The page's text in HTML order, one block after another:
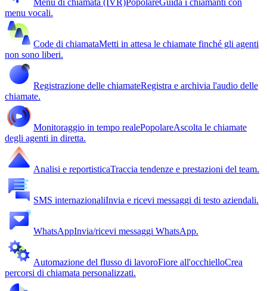
Menu di chiamata (IVR)PopolareGuida i chiamanti con
menu vocali.
Code di chiamataMetti in attesa le chiamate finché gli agenti
non sono liberi.
Registrazione delle chiamateRegistra e archivia l'audio delle
chiamate.
Monitoraggio in tempo realePopolareAscolta le chiamate
degli agenti in diretta.
Analisi e reportisticaTraccia tendenze e prestazioni del team.
SMS internazionaliInvia e ricevi messaggi di testo aziendali.
WhatsAppInvia/ricevi messaggi WhatsApp.
Automazione del flusso di lavoroFiore all'occhielloCrea
percorsi di chiamata personalizzati.